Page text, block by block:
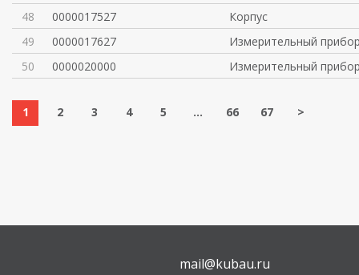
48
0000017527
Корпус
49
0000017627
Измерительный
50
0000020000 Измерительный
1 2 3 4 5 ... 66 67 >
mail@kubau.ru